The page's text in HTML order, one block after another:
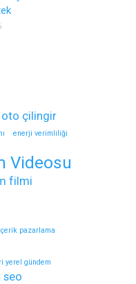
çilingir
enerji verimliliği
Videosu
filmi
pazarlama
yerel gündem
seo